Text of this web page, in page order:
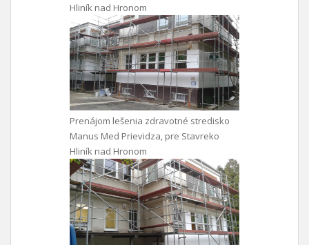
Hliník nad Hronom
Prenájom lešenia zdravotné stredisko
Manus Med Prievidza, pre Stavreko
Hliník nad Hronom